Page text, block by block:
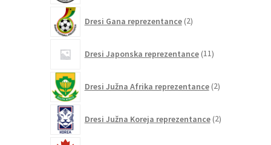
Dresi Gana reprezentance 2izdelka
Dresi Japonska reprezentance 11izdelkov
Dresi Južna Afrika reprezentance 2izdelka
Dresi Južna Koreja reprezentance 2izdelka